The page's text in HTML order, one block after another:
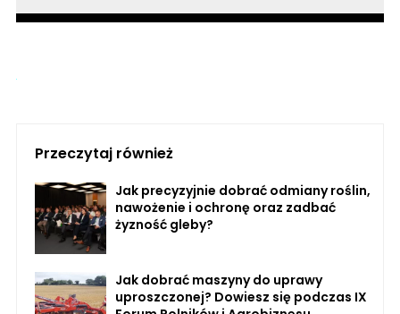
Przeczytaj również
Jak precyzyjnie dobrać odmiany roślin,
nawożenie i ochronę oraz zadbać
żyzność gleby?
Jak dobrać maszyny do uprawy
uproszczonej? Dowiesz się podczas IX